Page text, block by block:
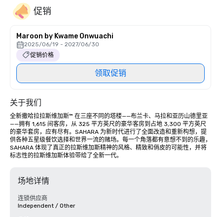
促销
Maroon by Kwame Onwuachi
2025/06/19 - 2027/06/30
促销价格
领取促销
关于我们
全新撒哈拉拉斯维加斯™ 在三座不同的塔楼——布兰卡、马拉和亚历山德里亚
——拥有 1,615 间客房，从 325 平方英尺的豪华客房到占地 3,300 平方英尺
的豪华套房，应有尽有。SAHARA 为新时代进行了全面改造和重新构想，提
供各种五星级餐饮选择和世界一流的赌场。每一个角落都有意想不到的乐趣，
SAHARA 体现了真正的拉斯维加斯精神的风格、精致和俏皮的可能性，并将
标志性的拉斯维加斯体验带给了全新一代。
场地详情
连锁供应商
Independent / Other